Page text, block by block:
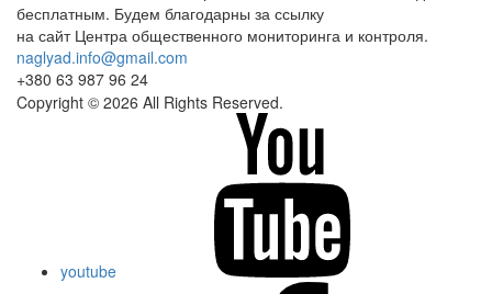
бесплатным. Будем благодарны за ссылку
на сайт Центра общественного мониторинга и контроля.
naglyad.info@gmail.com
+380 63 987 96 24
Copyright © 2026 All Rights Reserved.
youtube